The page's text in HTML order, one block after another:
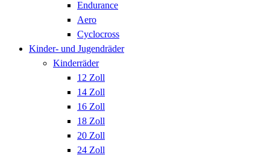
Endurance
Aero
Cyclocross
Kinder- und Jugendräder
Kinderräder
12 Zoll
14 Zoll
16 Zoll
18 Zoll
20 Zoll
24 Zoll